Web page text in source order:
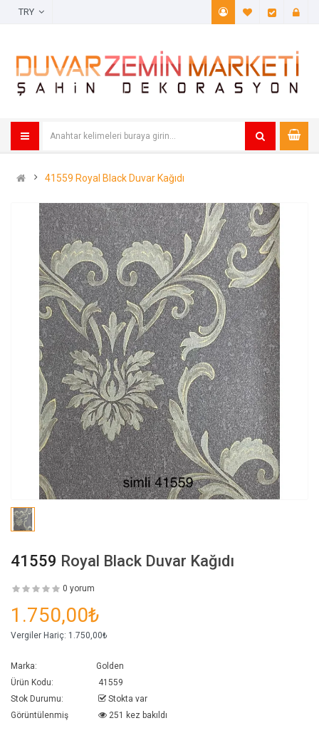
A. Listem
41559 Royal Black Duvar Kağıdı
41559 Royal Black Duvar Kağıdı
0 yorum
1.750,00₺
Vergiler Hariç: 1.750,00₺
Marka:
Golden
Ürün Kodu:
41559
Stok Durumu:
Stokta var
Görüntülenmiş
251 kez bakıldı